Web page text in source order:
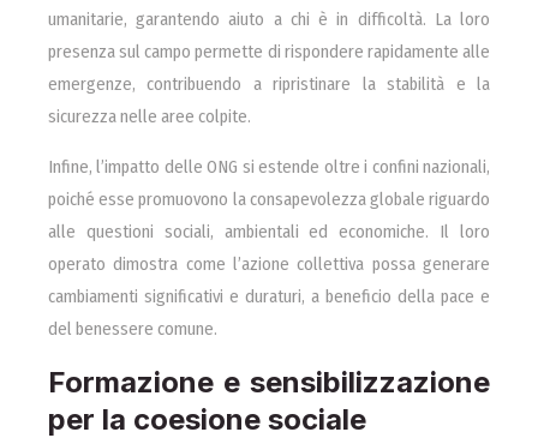
umanitarie, garantendo aiuto a chi è in difficoltà. La loro
presenza sul campo permette di rispondere rapidamente alle
emergenze, contribuendo a ripristinare la stabilità e la
sicurezza nelle aree colpite.
Infine, l’impatto delle ONG si estende oltre i confini nazionali,
poiché esse promuovono la consapevolezza globale riguardo
alle questioni sociali, ambientali ed economiche. Il loro
operato dimostra come l’azione collettiva possa generare
cambiamenti significativi e duraturi, a beneficio della pace e
del benessere comune.
Formazione e sensibilizzazione
per la coesione sociale